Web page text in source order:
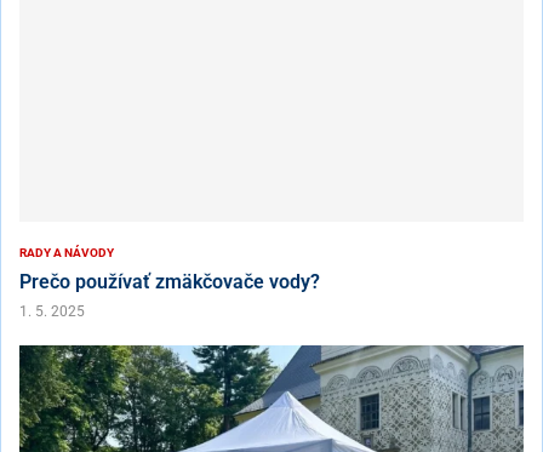
RADY A NÁVODY
Prečo používať zmäkčovače vody?
1. 5. 2025